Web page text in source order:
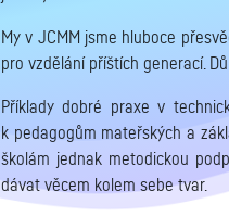
My v JCMM jsme hluboce
pro vzdělání příštích generací.
Příklady dobré praxe v
k pedagogům mateřských a
školám jednak metodickou
dávat věcem kolem sebe tvar.